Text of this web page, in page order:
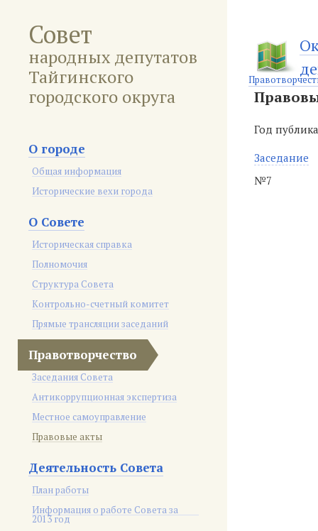
Совет
народных депутатов
Тайгинского
городского округа
О городе
Общая информация
Исторические вехи города
О Совете
Историческая справка
Полномочия
Структура Совета
Контрольно-счетный комитет
Прямые трансляции заседаний
Правотворчество
Заседания Совета
Антикоррупционная экспертиза
Местное самоуправление
Правовые акты
Деятельность Совета
План работы
Информация о работе Совета за
2013 год
Год
Заседание
№7